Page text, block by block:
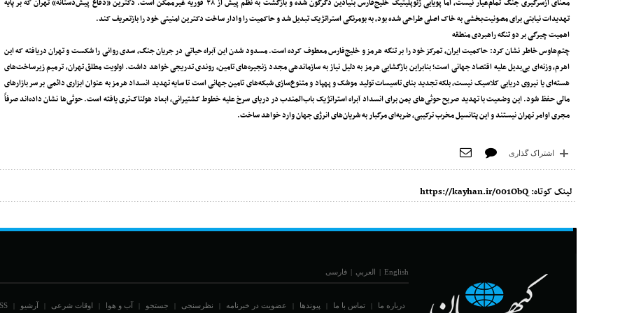
معنای ازسرگیری جنگ تمام‌عیار نیست، اما پویایی ژئوپلیتیک خلیج‌فارس بنیادین دگرگون شده و بازگشت به نظم پیش از ۲۸ فوریه غیرممکن است. دکترین «دفاع پیش‌دستانه» تهران که بر پایه
تهدیدات نیابتی برای مصونیت‌بخشی به خاک اصلی طراحی شده بود، به بومرنگی استراتژیک تبدیل شد و حاکمیت را وادار ساخت دکترین امنیتی خود را بازتعریف کند.
اهمیت چیرگی بر دو تنگه راهبردی منطقه
چتم‌هاوس خاطر نشان کرد: حاکمیت ایران، تمرکز خود را بر تنگه هرمز و خلیج‌فارس معطوف کرده است. مسدود شدن این آبراه حیاتی در جریان جنگ، سدی روانی را شکست و تهران دریافته که این
اهرم، وزنه‌ای بی‌بدیل علیه اقتصاد جهانی است؛ بنابراین بازگشایی هرمز به دلیل نیاز به سازماندهی مجدد زنجیره‌های تامین، روندی تدریجی خواهد داشت. اولویت مطلق تهران، ترمیم زیرساخت‌های
هسته‌ای یا نیروی دریایی کلاسیک نیست، بلکه تجدید بنای تاسیسات تولید موشک و پهپاد و متنوع‌سازی شبکه‌های تامین جهانی است تا سایه تهدید انسداد هرمز به عنوان ابزاری دائمی بر سر بازارهای
مالی حفظ شود. این وضعیت با تهدید صریح حوثی‌های یمن برای انسداد آبراه استراتژیک باب‌المندب در دریای سرخ علیه خطوط کشتیرانی، ابعاد هولناک‌تری یافته است. حوثی‌ها نشان داده‌اند صرفاً
مجری اوامر تهران نیستند و این پتانسیل مخرب ترکیبی، ضربه‌ای مرگبار به شریان‌های انرژی جهان وارد خواهد ساخت.
اشتراک گذاری
لینک کوتاه: https://kayhan.ir/001ObQ
English
| العربي | فارسی
درباره ما | تماس با ما | پیوندها | عضویت در خبرنامه | نظرسنجی | جستجو | آب و هوا | اوقات شرعی | آرشیو |